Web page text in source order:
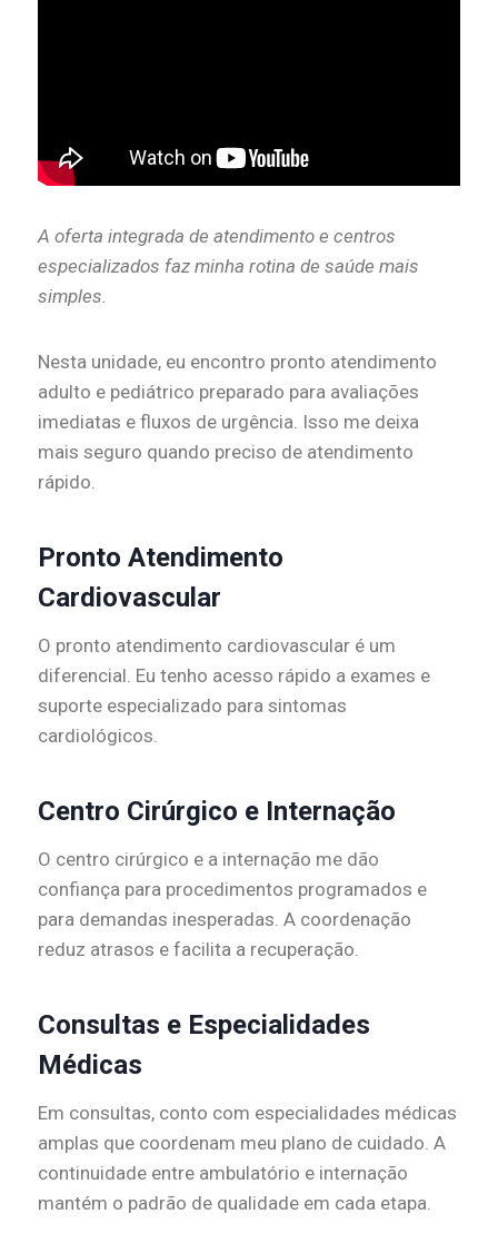
A oferta integrada de atendimento e centros
especializados faz minha rotina de saúde mais
simples.
Nesta unidade, eu encontro pronto atendimento
adulto e pediátrico preparado para avaliações
imediatas e fluxos de urgência. Isso me deixa
mais seguro quando preciso de atendimento
rápido.
Pronto Atendimento
Cardiovascular
O pronto atendimento cardiovascular é um
diferencial. Eu tenho acesso rápido a exames e
suporte especializado para sintomas
cardiológicos.
Centro Cirúrgico e Internação
O centro cirúrgico e a internação me dão
confiança para procedimentos programados e
para demandas inesperadas. A coordenação
reduz atrasos e facilita a recuperação.
Consultas e Especialidades
Médicas
Em consultas, conto com especialidades médicas
amplas que coordenam meu plano de cuidado. A
continuidade entre ambulatório e internação
mantém o padrão de qualidade em cada etapa.